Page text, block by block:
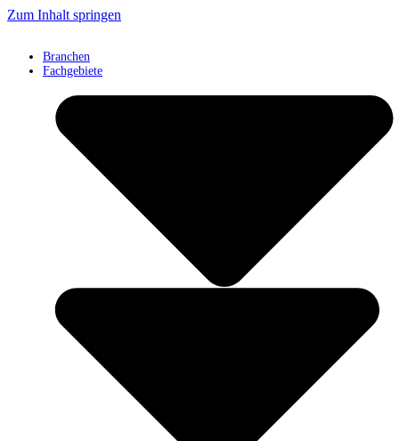
Zum Inhalt springen
Branchen
Fachgebiete